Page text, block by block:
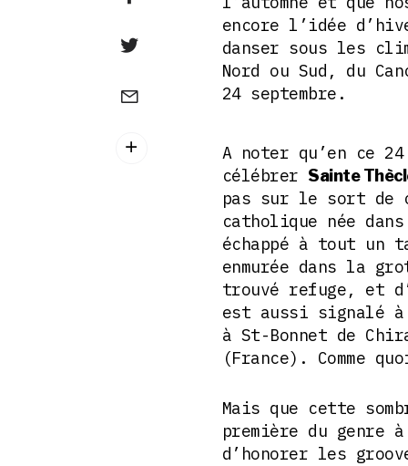
encore l’idée
danser sous les
Nord ou Sud, du
24 septembre.
A noter qu’en ce
célébrer Sainte
pas sur le sort de
catholique née
échappé à tout un
enmurée dans la
trouvé refuge, et
est aussi signalé
à St-Bonnet de
(France). Comme
Mais que cette
première du genre
d’honorer les